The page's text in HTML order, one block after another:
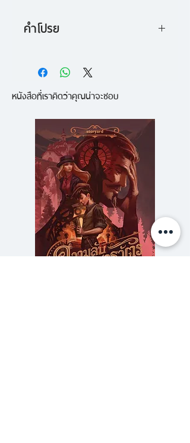
คำโปรย
หนังสือ (และหนัง) ของนิ้วกลม ที่จะ
พาคุณไปสัมผัสรสหลากหลายจาก
วรรณกรรม ภาพยนตร์ ทั้งหวาน
ขม กลมกล่อม ลุ่มลึก และอบอุ่นใน
เล่มเดียว
หนังสือที่เราคิดว่าคุณน่าจะชอบ